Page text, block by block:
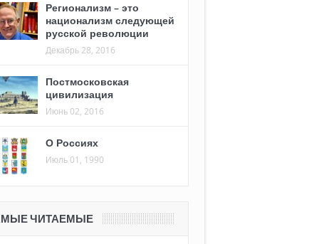
Регионализм – это
национализм следующей
русской революции
Декабрь 28, 2016
Постмосковская
цивилизация
Июнь 02, 2016
О Россиях
Июль 01, 1990
ЧИТАЕМЫЕ